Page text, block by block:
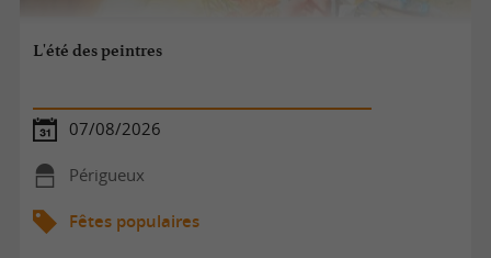
L'été des peintres
07/08/2026
Périgueux
Fêtes populaires